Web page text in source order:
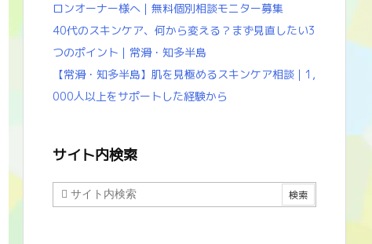
ロンオーナー様へ｜無料個別相談モニター募集
40代のスキンケア、何から変える？まず見直したい3
つのポイント｜常滑・知多半島
【常滑・知多半島】肌を見極めるスキンケア相談｜1,
000人以上をサポートした経験から
サイト内検索